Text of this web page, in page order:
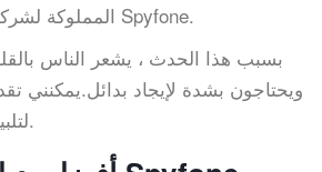
حاوية Amazon S3 المملوكة لشركة Spyfone.
بسبب هذا الحدث ، يشعر الناس
ويحتاجون بشدة لإيجاد بدائل.يمكنني
Spyfone لتلبية متطلباتك.